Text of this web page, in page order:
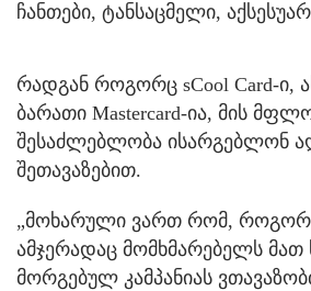
ჩანთები, ტანსაცმელი,
რადგან როგორც sCool Card-ი,
ბარათი Mastercard-ია, მის
შესაძლებლობა ისარგებლონ
შეთავაზებით.
„მოხარული ვართ რომ,
ამჯერადაც მომხმარებელს მათ
მორგებულ კამპანიას